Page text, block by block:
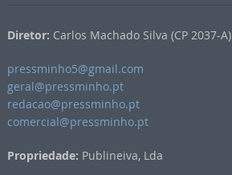
Diretor: Carlos Machado Silva (CP 2037-A)
pressminho5@gmail.com
geral@pressminho.pt
redacao@pressminho.pt
comercial@pressminho.pt
Propriedade: Publineiva, Lda